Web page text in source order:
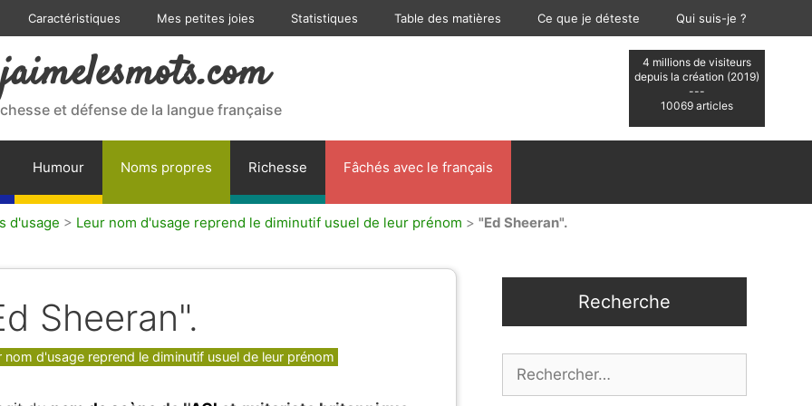
Caractéristiques Mes petites joies Statistiques Table des matières Ce que je déteste Qui suis-je ?
4 millions de visiteurs
depuis la création (2019)
---
10069 articles
jaimelesmots.com
et défense de la langue française
Humour Noms propres Richesse Fâchés avec le français
d'usage > Leur nom d'usage reprend le diminutif usuel de leur prénom > "Ed Sheeran".
Sheeran".
nom d'usage reprend le diminutif usuel de leur prénom
Recherche